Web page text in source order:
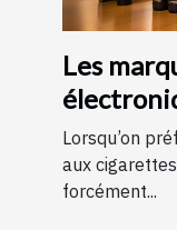
Les
Lorsqu’on
aux
forcément...